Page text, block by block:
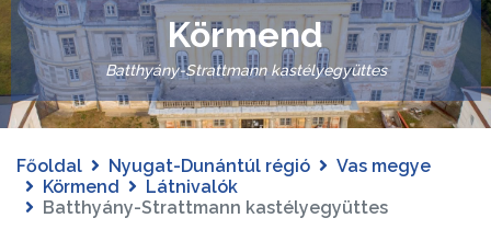
Körmend
Batthyány-Strattmann kastélyegyüttes
Főoldal Nyugat-Dunántúl régió
Vas megye
Körmend
Látnivalók
Batthyány-Strattmann kastélyegyüttes